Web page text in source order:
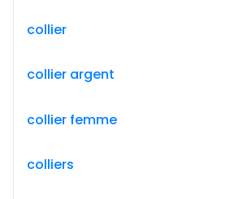
collier
collier argent
collier femme
colliers